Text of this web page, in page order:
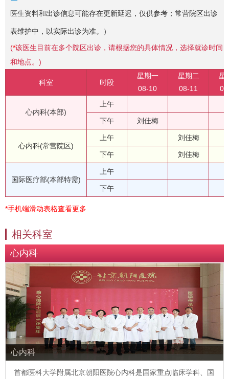
医生资料和出诊信息可能存在更新延迟，仅供参考；常营院区出诊
表维护中，以实际出诊为准。）
(*该医生目前在多个院区出诊，请根据您的具体情况，选择就诊时间
和地点。)
科室 时段
星期一
08-10
星期二
08-11
星
心内科(本部)
上午
下午 刘佳梅
心内科(常营院区)
上午 刘佳梅
下午 刘佳梅
国际医疗部(本部特需)
上午
下午
*手机端滑动表格查看更多
相关科室
心内科
心内科
首都医科大学附属北京朝阳医院心内科是国家重点临床学科、国